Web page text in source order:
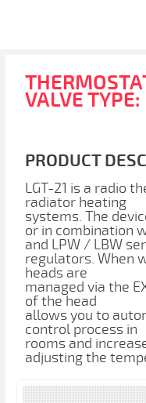
VALVE
PRODUCT
LGT-21 is a radio
radiator heating
systems. The
or in combination
and LPW / LBW
regulators. When
heads are
managed via the
of the head
allows you to
control process in
rooms and
adjusting the